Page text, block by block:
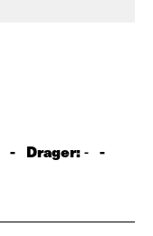
- Drager:- -